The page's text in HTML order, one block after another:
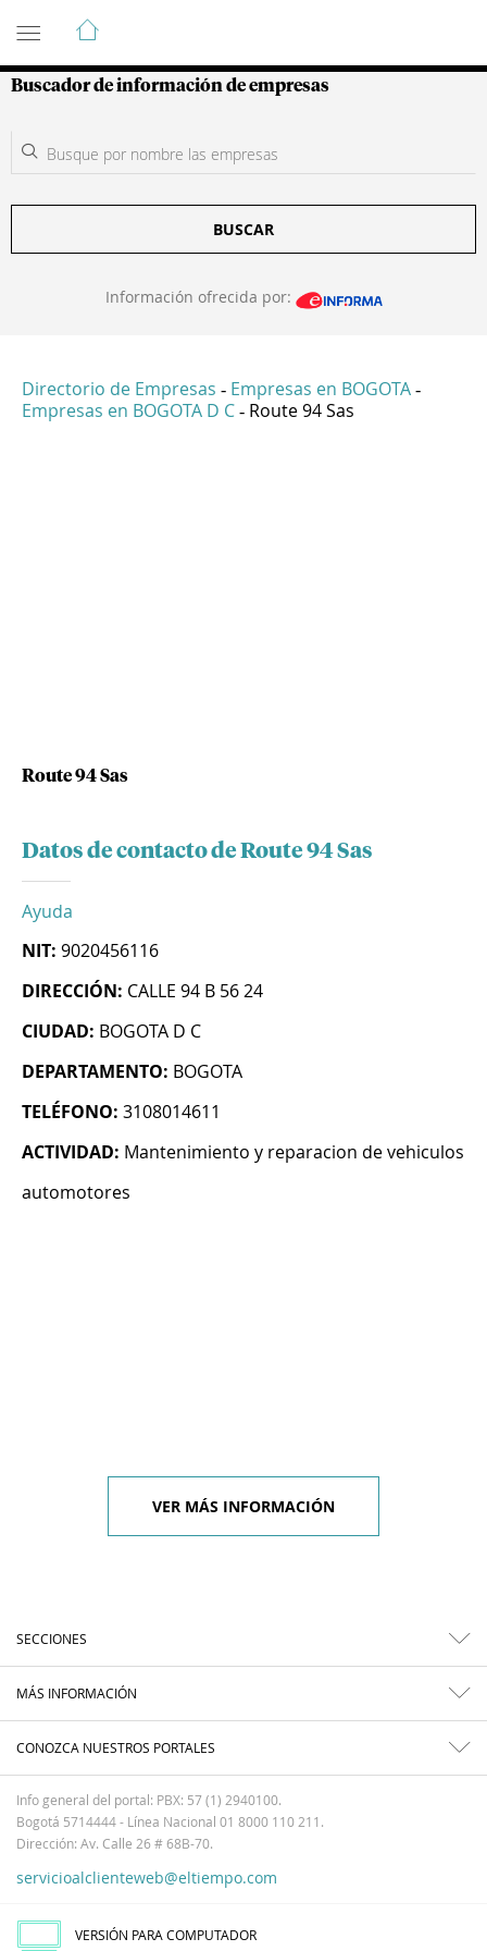
Guía de Empresas Colombianas
Buscador de información de empresas
BUSCAR
Información ofrecida por:
Directorio de Empresas - Empresas en BOGOTA -
Empresas en BOGOTA D C - Route 94 Sas
Route 94 Sas
Datos de contacto de Route 94 Sas
Ayuda
NIT: 9020456116
DIRECCIÓN: CALLE 94 B 56 24
CIUDAD: BOGOTA D C
DEPARTAMENTO: BOGOTA
TELÉFONO: 3108014611
ACTIVIDAD: Mantenimiento y reparacion de vehiculos
automotores
VER MÁS INFORMACIÓN
SECCIONES
MÁS INFORMACIÓN
CONOZCA NUESTROS PORTALES
Info general del portal: PBX: 57 (1) 2940100.
Bogotá 5714444 - Línea Nacional 01 8000 110 211.
Dirección: Av. Calle 26 # 68B-70.
servicioalclienteweb@eltiempo.com
VERSIÓN PARA COMPUTADOR